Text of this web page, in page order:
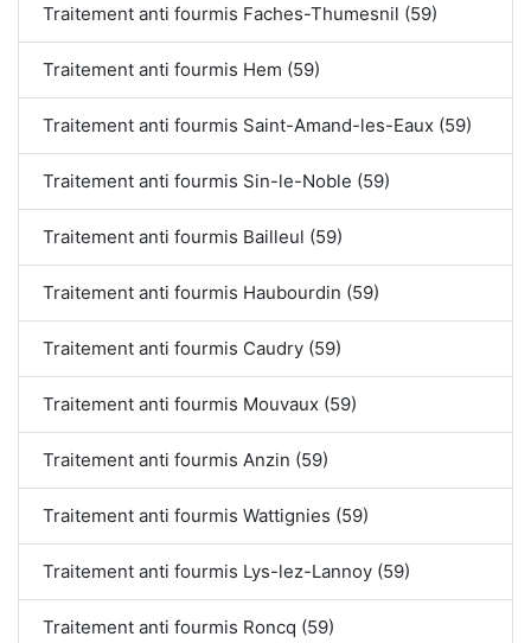
Traitement anti fourmis Faches-Thumesnil (59)
Traitement anti fourmis Hem (59)
Traitement anti fourmis Saint-Amand-les-Eaux (59)
Traitement anti fourmis Sin-le-Noble (59)
Traitement anti fourmis Bailleul (59)
Traitement anti fourmis Haubourdin (59)
Traitement anti fourmis Caudry (59)
Traitement anti fourmis Mouvaux (59)
Traitement anti fourmis Anzin (59)
Traitement anti fourmis Wattignies (59)
Traitement anti fourmis Lys-lez-Lannoy (59)
Traitement anti fourmis Roncq (59)